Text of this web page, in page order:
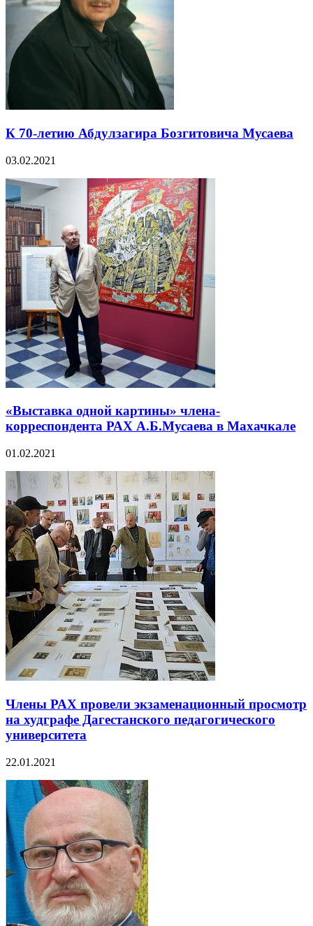
К 70-летию Абдулзагира Бозгитовича Мусаева
03.02.2021
«Выставка одной картины» члена-
корреспондента РАХ А.Б.Мусаева в Махачкале
01.02.2021
Члены РАХ провели экзаменационный просмотр
на худграфе Дагестанского педагогического
университета
22.01.2021